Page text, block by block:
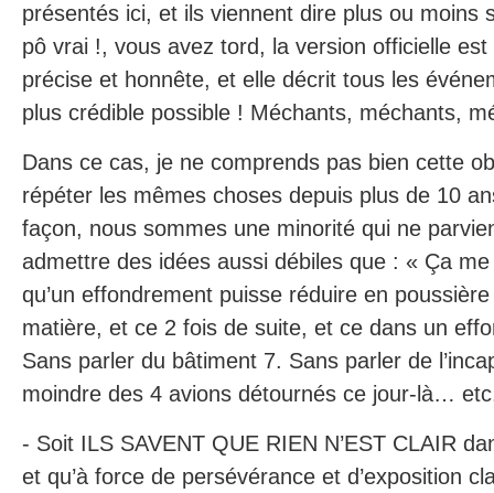
présentés ici, et ils viennent dire plus ou moins
pô vrai !, vous avez tord, la version officielle
précise et honnête, et elle décrit tous les
plus crédible possible ! Méchants, méchants,
Dans ce cas, je ne comprends pas bien cette
répéter les mêmes choses depuis plus de 10
façon, nous sommes une minorité qui ne
admettre des idées aussi débiles que : « Ça
qu’un effondrement puisse réduire en
matière, et ce 2 fois de suite, et ce dans un
Sans parler du bâtiment 7. Sans parler de
moindre des 4 avions détournés ce jour-là…
- Soit ILS SAVENT QUE RIEN N’EST CLAIR
et qu’à force de persévérance et d’exposition